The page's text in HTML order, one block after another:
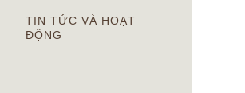
TIN TỨC VÀ HOẠT
ĐỘNG